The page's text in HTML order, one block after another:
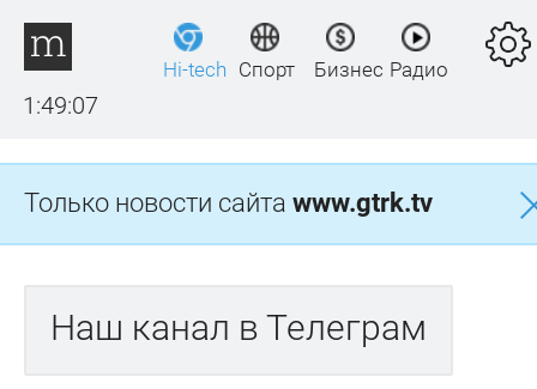
1:49:08
Hi-tech Спорт Бизнес Радио
Только новости сайта www.gtrk.tv
Наш канал в Телеграм